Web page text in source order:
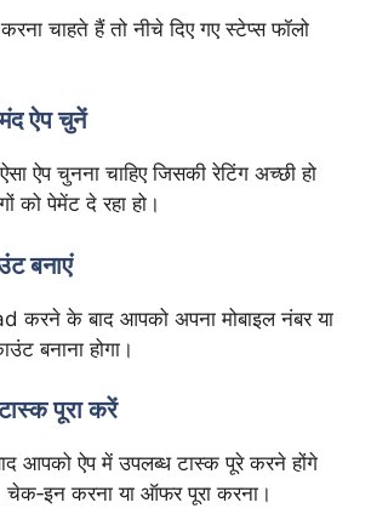
चाहते हैं तो नीचे दिए गए स्टेप्स फॉलो
ऐप चुनें
ऐप चुनना चाहिए जिसकी रेटिंग अच्छी हो
को पेमेंट दे रहा हो।
बनाएं
करने के बाद आपको अपना मोबाइल नंबर या
बनाना होगा।
पूरा करें
आपको ऐप में उपलब्ध टास्क पूरे करने होंगे
चेक‑इन करना या ऑफर पूरा करना।